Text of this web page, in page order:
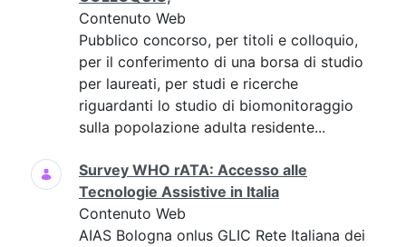
Contenuto Web
Pubblico concorso, per titoli e colloquio,
per il conferimento di una borsa di studio
per laureati, per studi e ricerche
riguardanti lo studio di biomonitoraggio
sulla popolazione adulta residente...
Survey WHO rATA: Accesso alle
Tecnologie Assistive in Italia
Contenuto Web
AIAS Bologna onlus GLIC Rete Italiana dei